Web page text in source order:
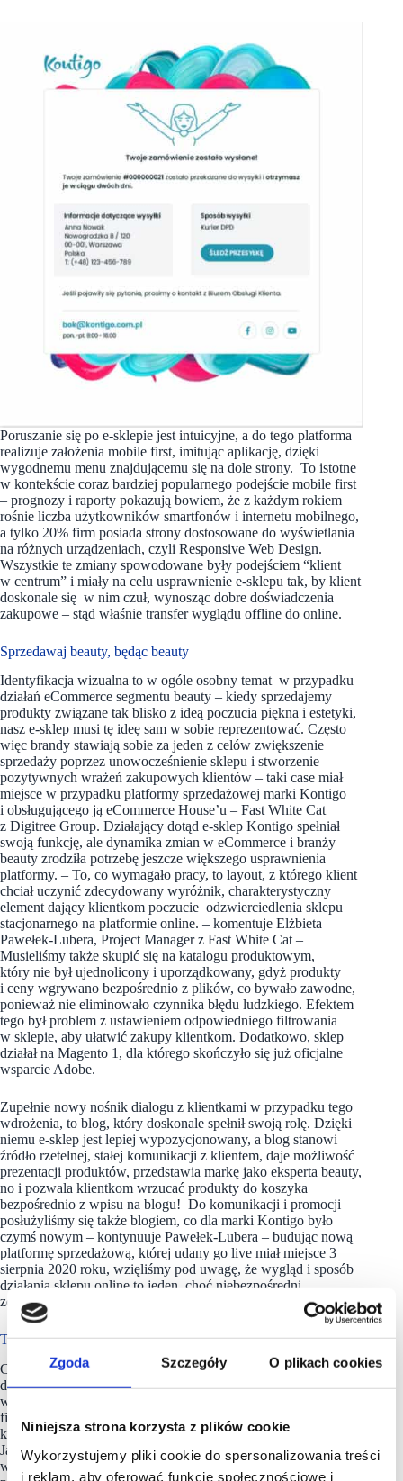
Zgoda Szczegóły O plikach cookies
Niniejsza strona korzysta z plików cookie
Wykorzystujemy pliki cookie do spersonalizowania treści
i reklam, aby oferować funkcje społecznościowe i
Poruszanie się po e-sklepie jest intuicyjne, a do tego platforma
realizuje założenia mobile first, imitując aplikację, dzięki
wygodnemu menu znajdującemu się na dole strony. To istotne
w kontekście coraz bardziej popularnego podejście mobile first
– prognozy i raporty pokazują bowiem, że z każdym rokiem
rośnie liczba użytkowników smartfonów i internetu mobilnego,
a tylko 20% firm posiada strony dostosowane do wyświetlania
na różnych urządzeniach, czyli Responsive Web Design.
Wszystkie te zmiany spowodowane były podejściem “klient
w centrum” i miały na celu usprawnienie e-sklepu tak, by klient
doskonale się w nim czuł, wynosząc dobre doświadczenia
zakupowe – stąd właśnie transfer wyglądu offline do online.
Sprzedawaj beauty, będąc beauty
Identyfikacja wizualna to w ogóle osobny temat w przypadku
działań eCommerce segmentu beauty – kiedy sprzedajemy
produkty związane tak blisko z ideą poczucia piękna i estetyki,
nasz e-sklep musi tę ideę sam w sobie reprezentować. Często
więc brandy stawiają sobie za jeden z celów zwiększenie
sprzedaży poprzez unowocześnienie sklepu i stworzenie
pozytywnych wrażeń zakupowych klientów – taki case miał
miejsce w przypadku platformy sprzedażowej marki Kontigo
i obsługującego ją eCommerce House’u – Fast White Cat
z Digitree Group. Działający dotąd e-sklep Kontigo spełniał
swoją funkcję, ale dynamika zmian w eCommerce i branży
beauty zrodziła potrzebę jeszcze większego usprawnienia
platformy. – To, co wymagało pracy, to layout, z którego klient
chciał uczynić zdecydowany wyróżnik, charakterystyczny
element dający klientkom poczucie odzwierciedlenia sklepu
stacjonarnego na platformie online. – komentuje Elżbieta
Pawełek-Lubera, Project Manager z Fast White Cat –
Musieliśmy także skupić się na katalogu produktowym,
który nie był ujednolicony i uporządkowany, gdyż produkty
i ceny wgrywano bezpośrednio z plików, co bywało zawodne,
ponieważ nie eliminowało czynnika błędu ludzkiego. Efektem
tego był problem z ustawieniem odpowiedniego filtrowania
w sklepie, aby ułatwić zakupy klientkom. Dodatkowo, sklep
działał na Magento 1, dla którego skończyło się już oficjalne
wsparcie Adobe.
Zupełnie nowy nośnik dialogu z klientkami w przypadku tego
wdrożenia, to blog, który doskonale spełnił swoją rolę. Dzięki
niemu e-sklep jest lepiej wypozycjonowany, a blog stanowi
źródło rzetelnej, stałej komunikacji z klientem, daje możliwość
prezentacji produktów, przedstawia markę jako eksperta beauty,
no i pozwala klientkom wrzucać produkty do koszyka
bezpośrednio z wpisu na blogu! Do komunikacji i promocji
posłużyliśmy się także blogiem, co dla marki Kontigo było
czymś nowym – kontynuuje Pawełek-Lubera – budując nową
platformę sprzedażową, której udany go live miał miejsce 3
sierpnia 2020 roku, wzięliśmy pod uwagę, że wygląd i sposób
działania sklepu online to jeden, choć niebezpośredni,
ze sposobów komunikacji z konsumentkami.
Technologia w służbie efektywnej komunikacji
Co ważne, jako Kontigo otrzymaliśmy narzędzia
do samodzielnego budowania komunikacji z klientkami,
w sposób spójny pod względem key visuala i realizujący
filozofię marki, zawartej chociażby w samej nazwie,
która z portugalskiego oznacza “z tobą”. – komentuje Patrycja
Jaworska, Manager ds eCommerce, Kontigo – Kobieta jest
w centrum świata Kontigo. W tak dynamicznych czasach